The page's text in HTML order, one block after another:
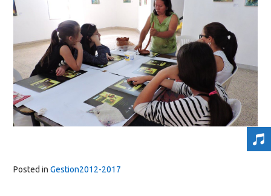
Posted in Gestion2012-2017